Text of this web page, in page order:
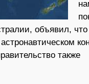
объявил,
также